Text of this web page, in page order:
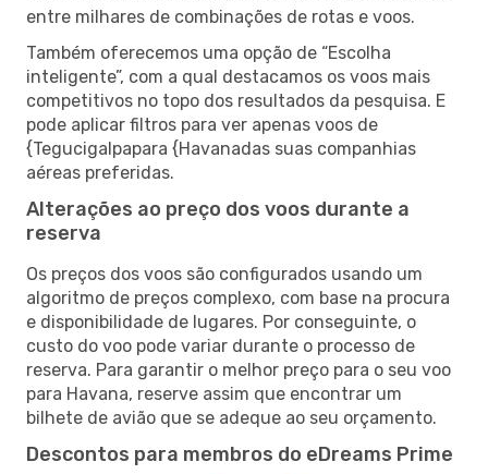
entre milhares de combinações de rotas e voos.
Também oferecemos uma opção de “Escolha
inteligente”, com a qual destacamos os voos mais
competitivos no topo dos resultados da pesquisa. E
pode aplicar filtros para ver apenas voos de
{Tegucigalpapara {Havanadas suas companhias
aéreas preferidas.
Alterações ao preço dos voos durante a
reserva
Os preços dos voos são configurados usando um
algoritmo de preços complexo, com base na procura
e disponibilidade de lugares. Por conseguinte, o
custo do voo pode variar durante o processo de
reserva. Para garantir o melhor preço para o seu voo
para Havana, reserve assim que encontrar um
bilhete de avião que se adeque ao seu orçamento.
Descontos para membros do eDreams Prime